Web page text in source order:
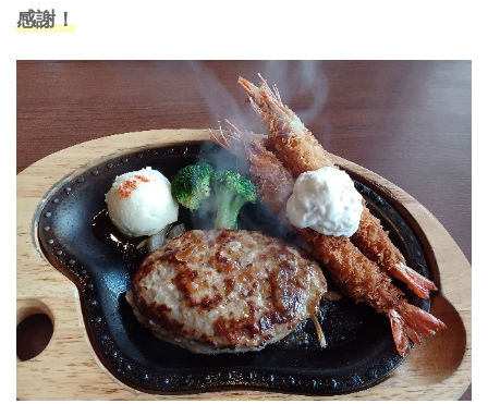
感謝！